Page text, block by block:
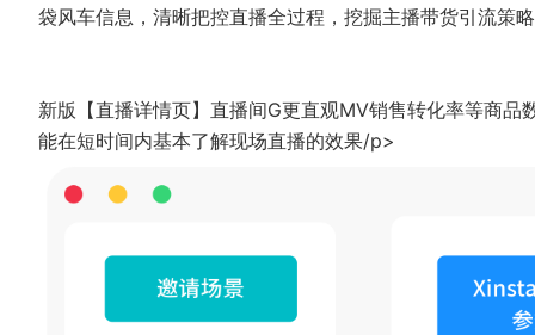
袋风车信息，清晰把控直播全过程，挖掘主播带货引流策
新版【直播详情页】直播间G更直观MV销售转化率等商
能在短时间内基本了解现场直播的效果/p>